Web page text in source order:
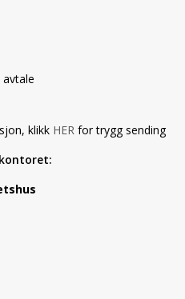
klikk HER for trygg sending